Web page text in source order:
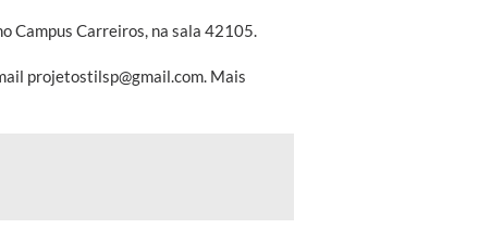
Campus Carreiros, na sala 42105.
projetostilsp@gmail.com. Mais